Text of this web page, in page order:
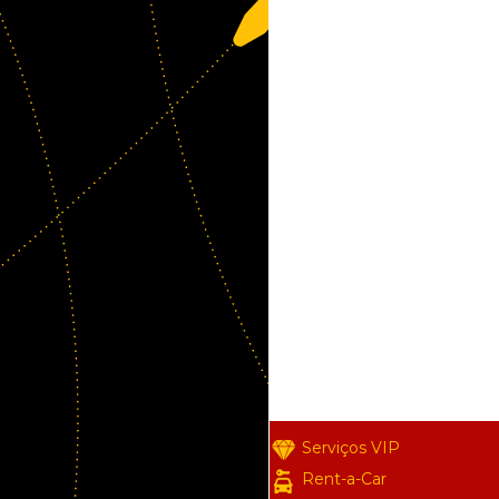
Serviços VIP
Rent-a-Car